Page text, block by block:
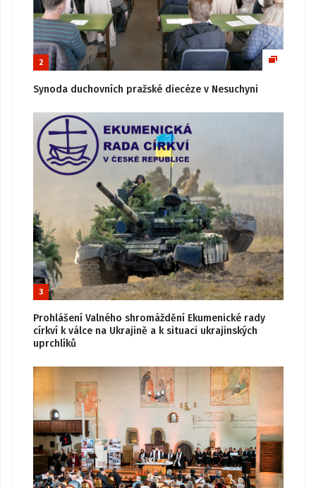
2
Synoda duchovních pražské diecéze v Nesuchyni
3
Prohlášení Valného shromáždění Ekumenické rady
církví k válce na Ukrajině a k situaci ukrajinských
uprchlíků